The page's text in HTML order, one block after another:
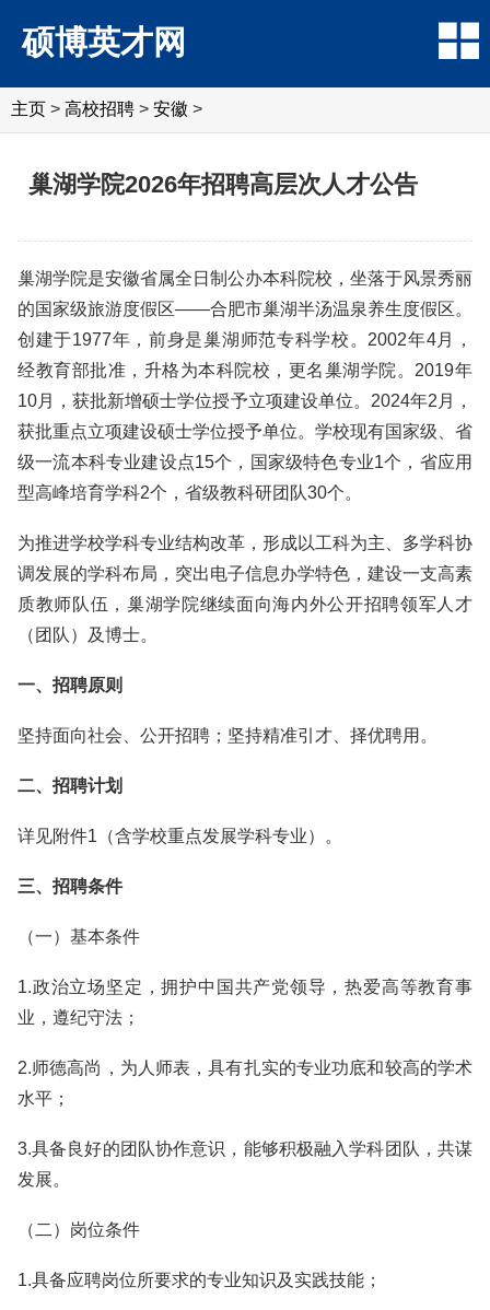
硕博英才网
主页 > 高校招聘 > 安徽 >
巢湖学院2026年招聘高层次人才公告
巢湖学院是安徽省属全日制公办本科院校，坐落于风景秀丽
的国家级旅游度假区——合肥市巢湖半汤温泉养生度假区。
创建于1977年，前身是巢湖师范专科学校。2002年4月，
经教育部批准，升格为本科院校，更名巢湖学院。2019年
10月，获批新增硕士学位授予立项建设单位。2024年2月，
获批重点立项建设硕士学位授予单位。学校现有国家级、省
级一流本科专业建设点15个，国家级特色专业1个，省应用
型高峰培育学科2个，省级教科研团队30个。
为推进学校学科专业结构改革，形成以工科为主、多学科协
调发展的学科布局，突出电子信息办学特色，建设一支高素
质教师队伍，巢湖学院继续面向海内外公开招聘领军人才
（团队）及博士。
一、招聘原则
坚持面向社会、公开招聘；坚持精准引才、择优聘用。
二、招聘计划
详见附件1（含学校重点发展学科专业）。
三、招聘条件
（一）基本条件
1.政治立场坚定，拥护中国共产党领导，热爱高等教育事
业，遵纪守法；
2.师德高尚，为人师表，具有扎实的专业功底和较高的学术
水平；
3.具备良好的团队协作意识，能够积极融入学科团队，共谋
发展。
（二）岗位条件
1.具备应聘岗位所要求的专业知识及实践技能；